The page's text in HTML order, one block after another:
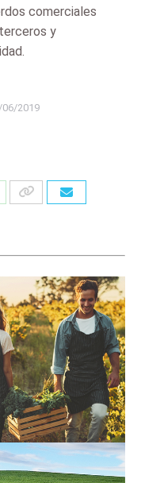
comerciales
y
06/2019